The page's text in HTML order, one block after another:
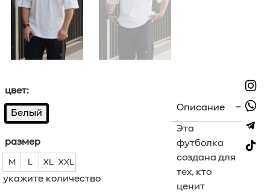
цвет:
Белый
размер
M
M
L
L
XL
XL
XXL
XXL
укажите количество
Описание
Эта
футболка
создана для
тех, кто
ценит